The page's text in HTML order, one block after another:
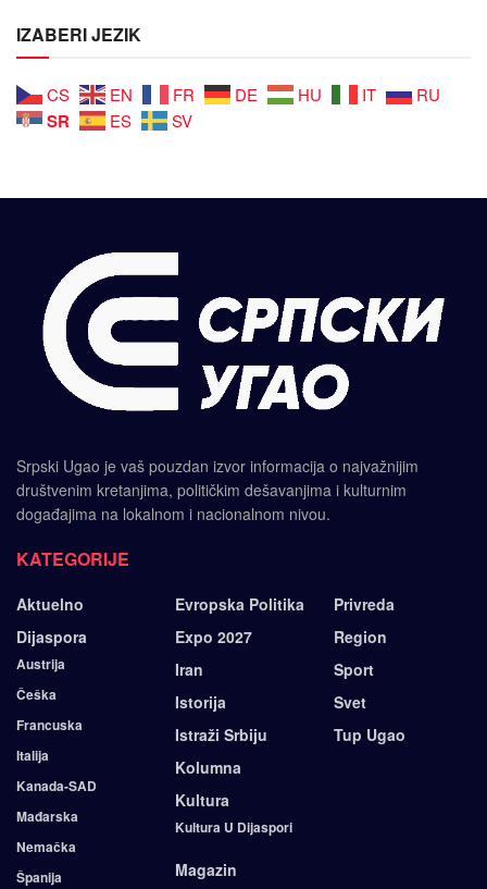
IZABERI JEZIK
CS EN FR DE HU IT RU
SR ES SV
Srpski Ugao je vaš pouzdan izvor informacija o najvažnijim
društvenim kretanjima, političkim dešavanjima i kulturnim
događajima na lokalnom i nacionalnom nivou.
KATEGORIJE
Aktuelno
Dijaspora
Austrija
Češka
Francuska
Italija
Kanada-SAD
Mađarska
Nemačka
Španija
Evropska Politika
Expo 2027
Iran
Istorija
Istraži Srbiju
Kolumna
Kultura
Kultura U Dijaspori
Magazin
Privreda
Region
Sport
Svet
Tup Ugao